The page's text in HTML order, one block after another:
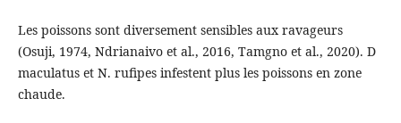
Les poissons sont diversement sensibles aux ravageurs
(Osuji, 1974, Ndrianaivo et al., 2016, Tamgno et al., 2020). D
maculatus et N. rufipes infestent plus les poissons en zone
chaude.